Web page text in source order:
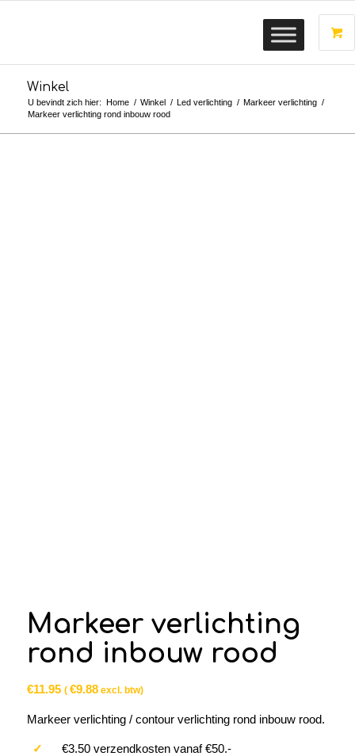
Winkel
U bevindt zich hier: Home / Winkel / Led verlichting / Markeer verlichting /
Markeer verlichting rond inbouw rood
Markeer verlichting
rond inbouw rood
€11.95 ( €9.88excl. btw)
Markeer verlichting / contour verlichting rond inbouw rood.
✓ €3.50 verzendkosten vanaf €50.-